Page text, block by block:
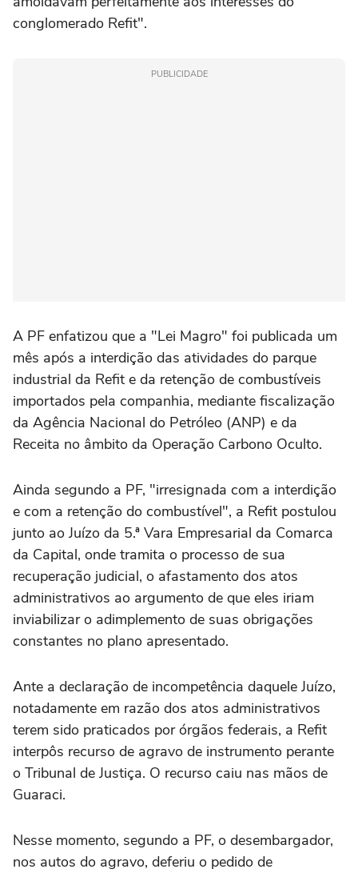
conglomerado Refit".
PUBLICIDADE
A PF enfatizou que a "Lei Magro" foi publicada um
mês após a interdição das atividades do parque
industrial da Refit e da retenção de combustíveis
importados pela companhia, mediante fiscalização
da Agência Nacional do Petróleo (ANP) e da
Receita no âmbito da Operação Carbono Oculto.
Ainda segundo a PF, "irresignada com a interdição
e com a retenção do combustível", a Refit postulou
junto ao Juízo da 5.ª Vara Empresarial da Comarca
da Capital, onde tramita o processo de sua
recuperação judicial, o afastamento dos atos
administrativos ao argumento de que eles iriam
inviabilizar o adimplemento de suas obrigações
constantes no plano apresentado.
Ante a declaração de incompetência daquele Juízo,
notadamente em razão dos atos administrativos
terem sido praticados por órgãos federais, a Refit
interpôs recurso de agravo de instrumento perante
o Tribunal de Justiça. O recurso caiu nas mãos de
Guaraci.
Nesse momento, segundo a PF, o desembargador,
nos autos do agravo, deferiu o pedido de